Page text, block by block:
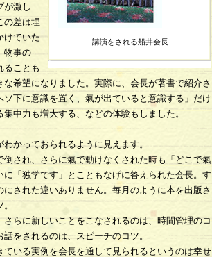
講演をされる船井会長
が激し
の差は埋
けていた
物事の
ることも
希望になりました。実際に、会長が著書で紹介さ
下に意識を置く、氣が出ていると意識する」だけ
中力も増大する、などの体験もしました。
かっておられるように見えます。
され、さらに氣で動けなくされた時も「どこで氣
「独学です」とこともなげに答えられた会長。す
された違いありません。毎月のように本を出版さ
らに新しいことをこなされるのは、時間管理のコ
をされるのは、スピーチのコツ。
いる実例を会長を通して見られるというのは幸せ